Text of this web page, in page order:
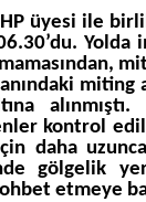
üyesi ile
Yolda
miting
kontrol
daha
gölgelik
etmeye